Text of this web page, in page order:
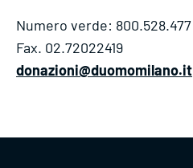
Numero verde: 800.528.477
Fax. 02.72022419
donazioni@duomomilano.it